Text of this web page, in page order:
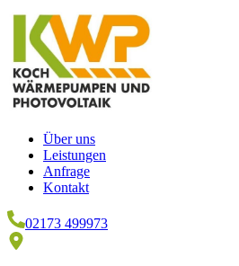
Über uns
Leistungen
Anfrage
Kontakt
02173 499973